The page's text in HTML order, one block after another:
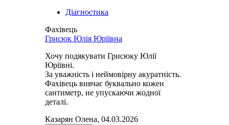
Діагностика
Фахівець
Грисюк Юлія Юріївна
Хочу подякувати Грисюку Юлії
Юріївні.
За уважність і неймовірну акуратність.
Фахівець вивчає буквально кожен
сантиметр, не упускаючи жодної
деталі.
Казарян Олена, 04.03.2026